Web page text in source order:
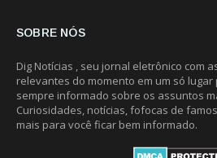
SOBRE NÓS
Dig Notícias , seu jornal eletrônico com
relevantes do momento em um só
sempre informado sobre os assuntos
Curiosidades, notícias, fofocas de
mais para você ficar bem informado.